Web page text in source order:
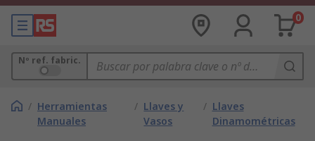
0
Nº ref. fabric.
/ Herramientas
Manuales
/ Llaves y
Vasos
/ Llaves
Dinamométricas